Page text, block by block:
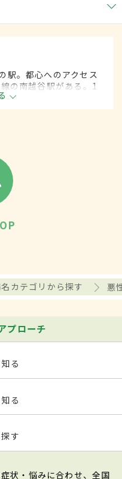
駅。都心へのアクセス
の南越谷駅がある。1
武鉄道伊勢崎線の中で
見られ、近くに大学病
カテゴリから探す 悪
プローチ
る
る
す
状・悩みに合わせ、全国